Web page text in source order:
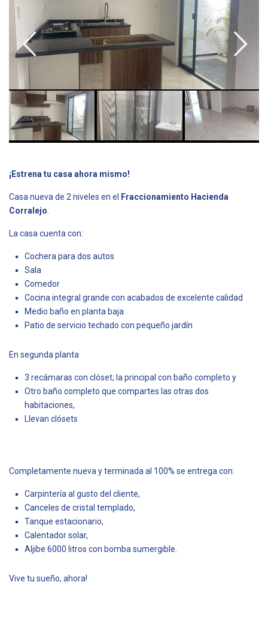
¡Estrena tu casa ahora mismo!
Casa nueva de 2 niveles en el
Fraccionamiento Hacienda
Corralejo
La casa cuenta con:
Cochera para dos autos
Sala
Comedor
Cocina integral grande con acabados de excelente calidad
Medio baño en planta baja
Patio de servicio techado con pequeño jardín
En segunda planta
3 recámaras con clóset; la principal con baño completo y
Otro baño completo que compartes las otras dos
habitaciones,
Llevan clósets
Completamente nueva y terminada al 100% se entrega con:
Carpintería al gusto del cliente,
Canceles de cristal templado,
Tanque estacionario,
Calentador solar,
Aljibe 6000 litros con bomba sumergible.
Vive tu sueño, ahora!